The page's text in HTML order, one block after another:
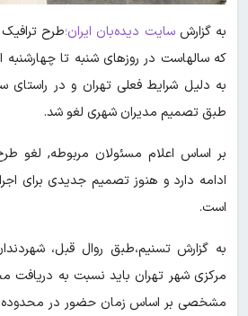
به گزارشسایت دیده‌بان ایران؛طرح
که سالهاست در روزهای شنبه تا چهارشنبه
به دلیل شرایط فعلی تهران و در راستای
طبق تصمیم مدیران شهری لغو شد.
بر اساس اعلام مسئولان مربوطه, لغو
ادامه دارد و هنوز تصمیم جدیدی برای
است.
به گزارش تسنیم،طبق روال قبل،
مرکزی شهر تهران باید نسبت به دریافت
مشخصی بر اساس زمان حضور در محدوده